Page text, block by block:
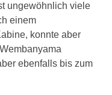
ungewöhnlich viele
einem
konnte aber
ebenfalls bis zum